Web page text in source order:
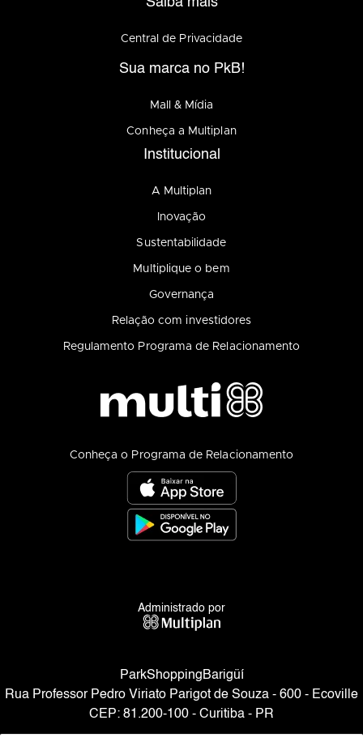
Central de Privacidade
Sua marca no PkB!
Mall & Mídia
Conheça a Multiplan
Institucional
A Multiplan
Inovação
Sustentabilidade
Multiplique o bem
Governança
Relação com investidores
Regulamento Programa de Relacionamento
Conheça o Programa de Relacionamento
Administrado por
ParkShoppingBarigüí
Rua Professor Pedro Viriato Parigot de Souza - 600 - Ecoville
CEP: 81.200-100 - Curitiba - PR